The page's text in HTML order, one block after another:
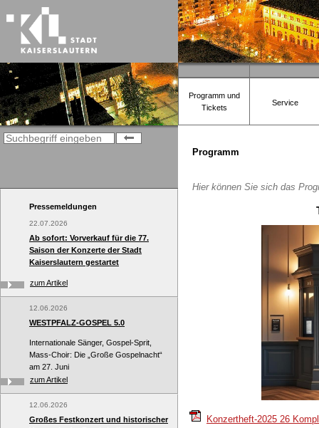
Programm und
Tickets
Service
Pressemeldungen
22.07.2026
Ab sofort: Vorverkauf für die 77.
Saison der Konzerte der Stadt
Kaiserslautern gestartet
zum Artikel
12.06.2026
WESTPFALZ-GOSPEL 5.0
Internationale Sänger, Gospel-Sprit,
Mass-Choir: Die „Große Gospelnacht“
am 27. Juni
zum Artikel
12.06.2026
Großes Festkonzert und historischer
Programm
Hier können Sie sich das
Konzertheft-2025 26